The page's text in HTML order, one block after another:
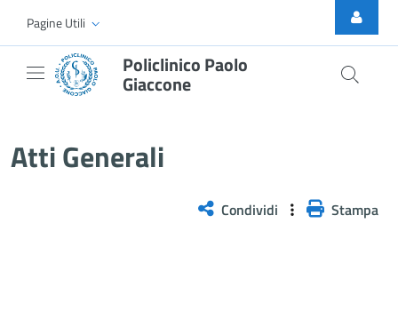
Skip to Main Content
Pagine Utili
Policlinico Paolo
Giaccone
Atti Generali
Condividi Stampa